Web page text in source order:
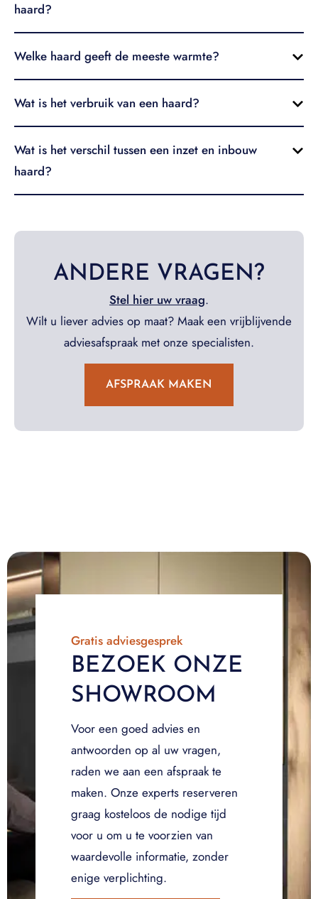
haard?
Welke haard geeft de meeste warmte?
Wat is het verbruik van een haard?
Wat is het verschil tussen een inzet en inbouw
haard?
ANDERE VRAGEN?
Stel hier uw vraag.
Wilt u liever advies op maat? Maak een vrijblijvende
adviesafspraak met onze specialisten.
AFSPRAAK MAKEN
Gratis adviesgesprek
BEZOEK ONZE
SHOWROOM
Voor een goed advies en
antwoorden op al uw vragen,
raden we aan een afspraak te
maken. Onze experts reserveren
graag kosteloos de nodige tijd
voor u om u te voorzien van
waardevolle informatie, zonder
enige verplichting.